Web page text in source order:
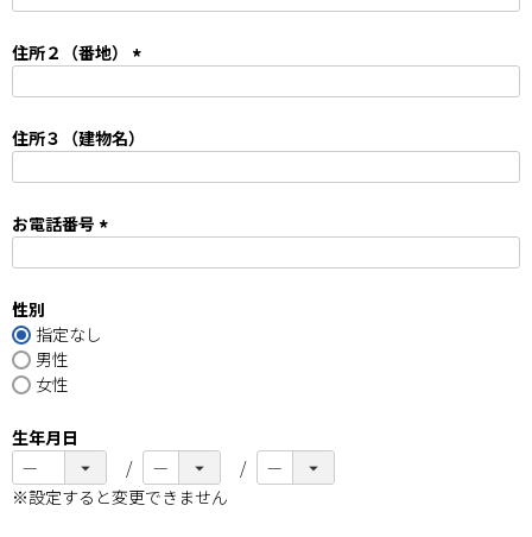
)
住所２（番地）
須
)
住所３（建物名）
お電話番号
性別
指定なし
男性
女性
生年月日
※設定すると変更できません